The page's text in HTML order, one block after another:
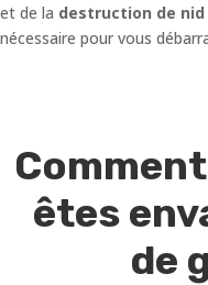
et de la destruction de
nécessaire pour vous
êtes
de